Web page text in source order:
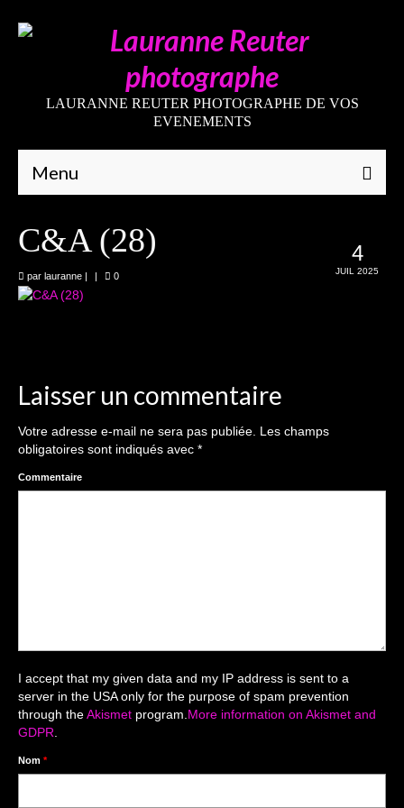
LAURANNE REUTER PHOTOGRAPHE DE VOS
EVENEMENTS
Menu
Mariages
The smash cake: 1 an / 2
Séance Noël
Enfants
Reportages / Nature morte
Galeries Privées
séance du 25.04.26
4
JUIL 2025
C&A (28)
par lauranne | | 0
Laisser un commentaire
Votre adresse e-mail ne sera pas publiée. Les champs
obligatoires sont indiqués avec *
Commentaire
I accept that my given data and my IP address is sent to a
server in the USA only for the purpose of spam prevention
through theAkismet program.More information on Akismet and
GDPR.
Nom *